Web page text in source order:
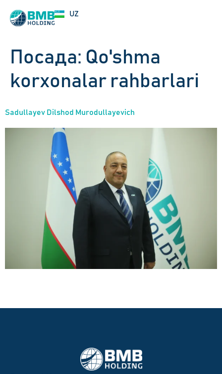
UZ
RU
Посада: Qo'shma
korxonalar rahbarlari
Sadullayev Dilshod Murodullayevich